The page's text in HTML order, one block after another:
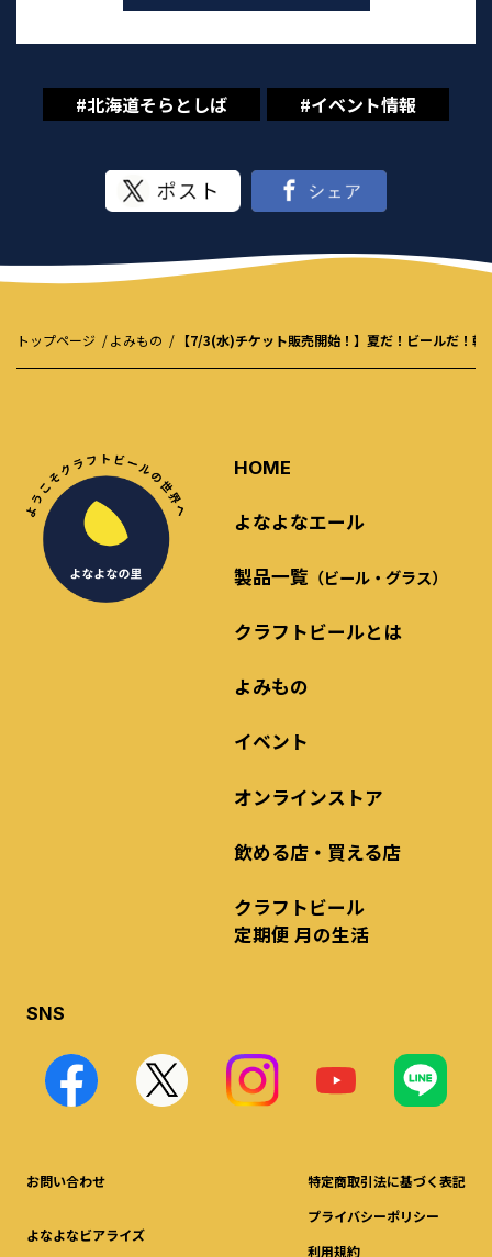
#北海道そらとしば #イベント情報
トップページ よみもの 【7/3(水)チケット販売開始！】夏だ！ビールだ！
HOME
よなよなエール
製品一覧 （ビール・グラス）
クラフトビールとは
よみもの
イベント
オンラインストア
飲める店・買える店
クラフトビール
定期便 月の生活
SNS
お問い合わせ
よなよなビアライズ
特定商取引法に基づく表記
プライバシーポリシー
利用規約